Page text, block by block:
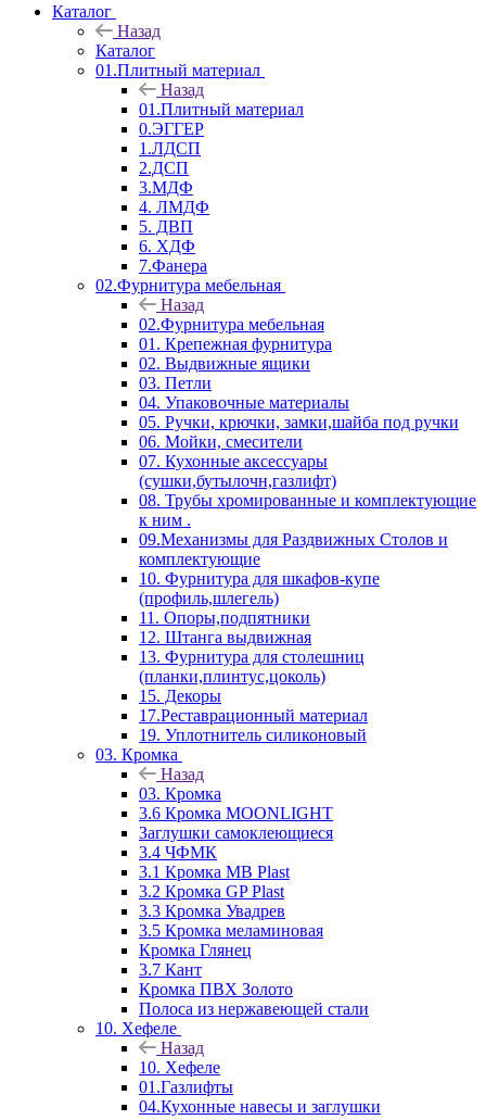
Каталог
Назад
Каталог
01.Плитный материал
Назад
01.Плитный материал
0.ЭГГЕР
1.ЛДСП
2.ДСП
3.МДФ
4. ЛМДФ
5. ДВП
6. ХДФ
7.Фанера
02.Фурнитура мебельная
Назад
02.Фурнитура мебельная
01. Крепежная фурнитура
02. Выдвижные ящики
03. Петли
04. Упаковочные материалы
05. Ручки, крючки, замки,шайба под ручки
06. Мойки, смесители
07. Кухонные аксессуары
(сушки,бутылочн,газлифт)
08. Трубы хромированные и комплектующие
к ним .
09.Механизмы для Раздвижных Столов и
комплектующие
10. Фурнитура для шкафов-купе
(профиль,шлегель)
11. Опоры,подпятники
12. Штанга выдвижная
13. Фурнитура для столешниц
(планки,плинтус,цоколь)
15. Декоры
17.Реставрационный материал
19. Уплотнитель силиконовый
03. Кромка
Назад
03. Кромка
3.6 Кромка MOONLIGHT
Заглушки самоклеющиеся
3.4 ЧФМК
3.1 Кромка MB Plast
3.2 Кромка GP Plast
3.3 Кромка Увадрев
3.5 Кромка меламиновая
Кромка Глянец
3.7 Кант
Кромка ПВХ Золото
Полоса из нержавеющей стали
10. Хефеле
Назад
10. Хефеле
01.Газлифты
04.Кухонные навесы и заглушки